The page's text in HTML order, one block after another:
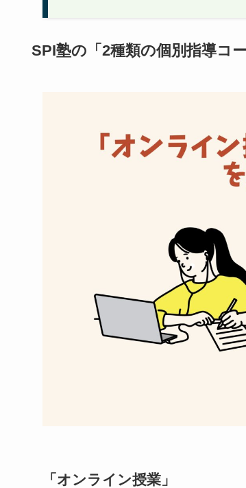
SPI塾の「2種類の個別指導コー
「オンライン授業」